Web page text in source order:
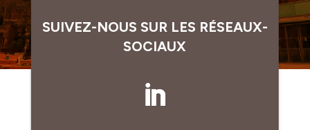
SUIVEZ-NOUS SUR LES RÉSEAUX-
SOCIAUX